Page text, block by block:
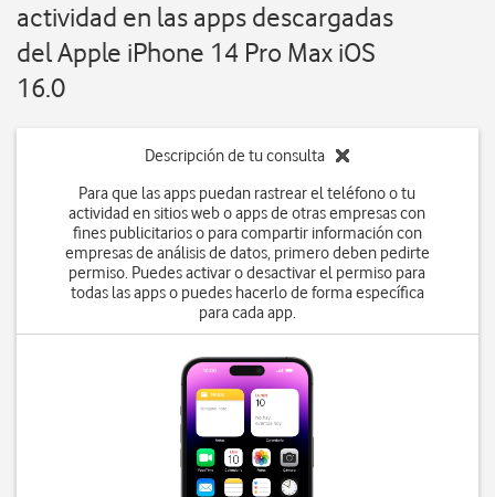
actividad en las apps descargadas
del Apple iPhone 14 Pro Max iOS
16.0
Descripción de tu consulta
Para que las apps puedan rastrear el teléfono o tu
actividad en sitios web o apps de otras empresas con
fines publicitarios o para compartir información con
empresas de análisis de datos, primero deben pedirte
permiso. Puedes activar o desactivar el permiso para
todas las apps o puedes hacerlo de forma específica
para cada app.